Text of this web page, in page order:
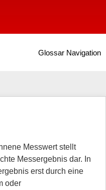
Glossar Navigation
Messwert stellt
Messergebnis dar. In
erst durch eine
oder